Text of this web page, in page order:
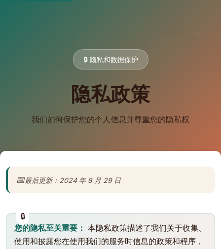
🔒 隐私和数据保护
隐私政策
我们如何保护您的个人信息并尊重您的隐私权
最后更新：2024 年 8 月 29 日
您的隐私至关重要： 本隐私政策描述了我们关于收集、
使用和披露您在使用我们的服务时信息的政策和程序，